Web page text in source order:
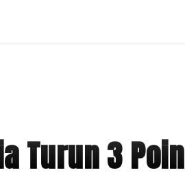
Turun 3 Poin